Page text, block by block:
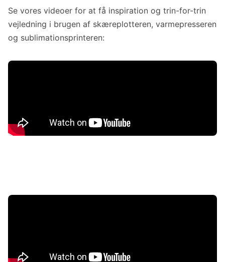
Se vores videoer for at få inspiration og trin-for-trin
vejledning i brugen af skæreplotteren, varmepresseren
og sublimationsprinteren: